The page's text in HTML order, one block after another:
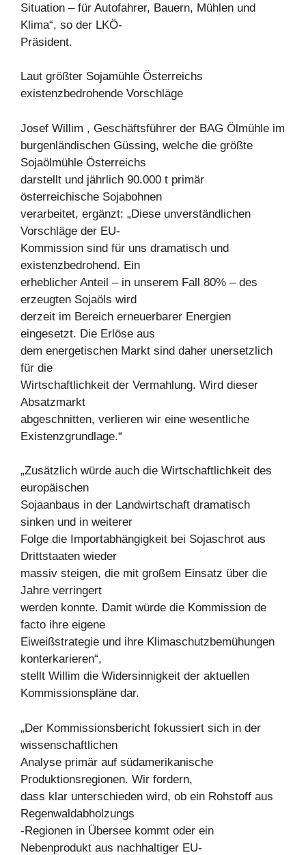
Situation – für Autofahrer, Bauern, Mühlen und
Klima“, so der LKÖ-
Präsident.
Laut größter Sojamühle Österreichs
existenzbedrohende Vorschläge
Josef Willim , Geschäftsführer der BAG Ölmühle im
burgenländischen Güssing, welche die größte
Sojaölmühle Österreichs
darstellt und jährlich 90.000 t primär
österreichische Sojabohnen
verarbeitet, ergänzt: „Diese unverständlichen
Vorschläge der EU-
Kommission sind für uns dramatisch und
existenzbedrohend. Ein
erheblicher Anteil – in unserem Fall 80% – des
erzeugten Sojaöls wird
derzeit im Bereich erneuerbarer Energien
eingesetzt. Die Erlöse aus
dem energetischen Markt sind daher unersetzlich
für die
Wirtschaftlichkeit der Vermahlung. Wird dieser
Absatzmarkt
abgeschnitten, verlieren wir eine wesentliche
Existenzgrundlage.“
„Zusätzlich würde auch die Wirtschaftlichkeit des
europäischen
Sojaanbaus in der Landwirtschaft dramatisch
sinken und in weiterer
Folge die Importabhängigkeit bei Sojaschrot aus
Drittstaaten wieder
massiv steigen, die mit großem Einsatz über die
Jahre verringert
werden konnte. Damit würde die Kommission de
facto ihre eigene
Eiweißstrategie und ihre Klimaschutzbemühungen
konterkarieren“,
stellt Willim die Widersinnigkeit der aktuellen
Kommissionspläne dar.
„Der Kommissionsbericht fokussiert sich in der
wissenschaftlichen
Analyse primär auf südamerikanische
Produktionsregionen. Wir fordern,
dass klar unterschieden wird, ob ein Rohstoff aus
Regenwaldabholzungs
-Regionen in Übersee kommt oder ein
Nebenprodukt aus nachhaltiger EU-